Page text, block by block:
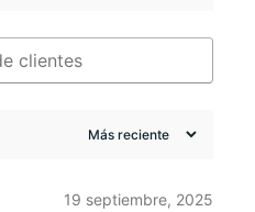
19 septiembre, 2025